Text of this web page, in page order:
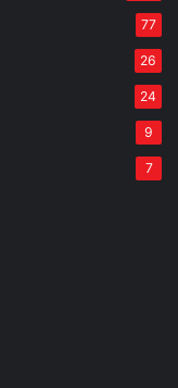
77
26
24
9
7